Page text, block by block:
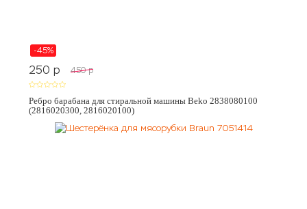
-45%
250 p 450 p
Ребро барабана для стиральной машины Beko 2838080100
(2816020300, 2816020100)